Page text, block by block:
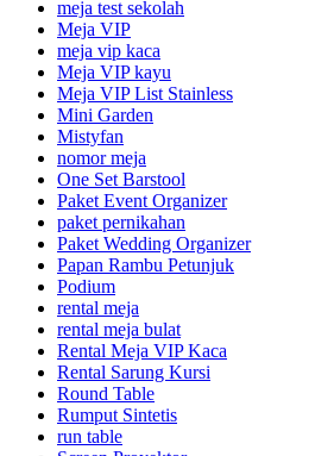
meja test sekolah
Meja VIP
meja vip kaca
Meja VIP kayu
Meja VIP List Stainless
Mini Garden
Mistyfan
nomor meja
One Set Barstool
Paket Event Organizer
paket pernikahan
Paket Wedding Organizer
Papan Rambu Petunjuk
Podium
rental meja
rental meja bulat
Rental Meja VIP Kaca
Rental Sarung Kursi
Round Table
Rumput Sintetis
run table